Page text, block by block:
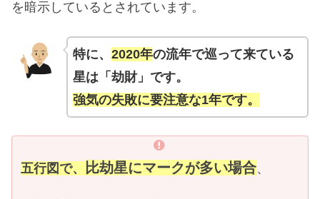
を暗示しているとされています。
特に、 2020年の流年で巡って来ている
星は「劫財」です。
強気の失敗に要注意な1年です。
五行図で、 比劫星にマークが多い場合、